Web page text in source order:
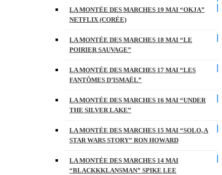
LA MONTÉE DES MARCHES 19 MAI “OKJA”
NETFLIX (CORÉE)
LA MONTÉE DES MARCHES 18 MAI “LE
POIRIER SAUVAGE”
LA MONTÉE DES MARCHES 17 MAI “LES
FANTÔMES D’ISMAËL”
LA MONTÉE DES MARCHES 16 MAI “UNDER
THE SILVER LAKE”
LA MONTÉE DES MARCHES 15 MAI “SOLO, A
STAR WARS STORY” RON HOWARD
LA MONTÉE DES MARCHES 14 MAI
“BLACKKKLANSMAN” SPIKE LEE